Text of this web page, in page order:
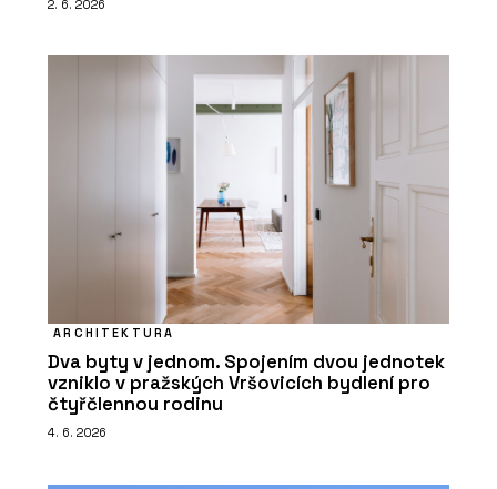
2. 6. 2026
ARCHITEKTURA
Dva byty v jednom. Spojením dvou jednotek
vzniklo v pražských Vršovicích bydlení pro
čtyřčlennou rodinu
4. 6. 2026